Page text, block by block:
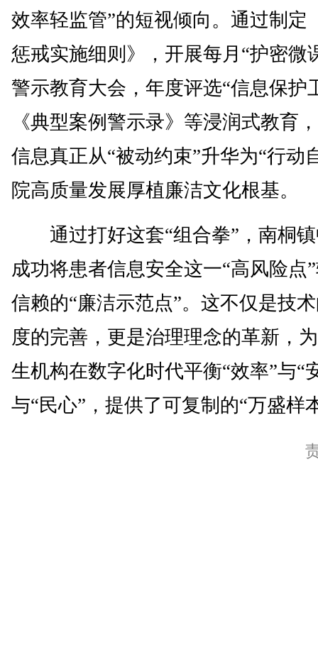
效率轻监管”的短视倾向。通过制定
惩戒实施细则》，开展每月“护密微
警示教育大会，年度评选“信息保护
《典型案例警示录》等浸润式教育
信息真正从“被动约束”升华为“行动
院高质量发展厚植廉洁文化根基。
通过打好这套“组合拳”，南桐镇
成功将患者信息安全这一“高风险点
信赖的“廉洁示范点”。这不仅是技
度的完善，更是治理理念的革新，
生机构在数字化时代平衡“效率”与“
与“民心”，提供了可复制的“万盛样